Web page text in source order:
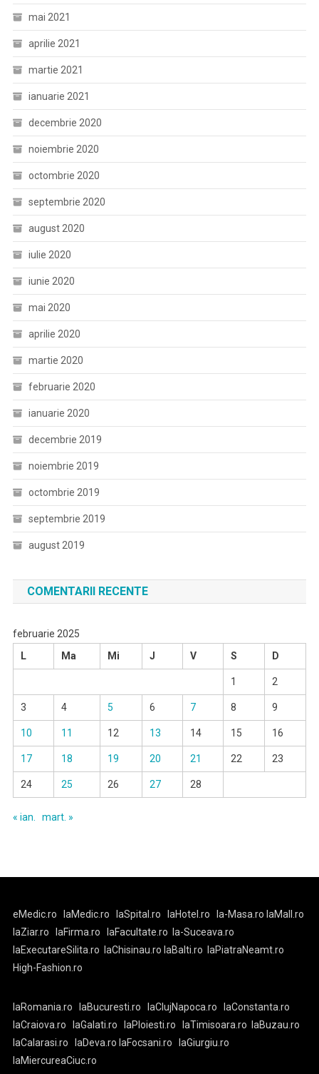
mai 2021
aprilie 2021
martie 2021
ianuarie 2021
decembrie 2020
noiembrie 2020
octombrie 2020
septembrie 2020
august 2020
iulie 2020
iunie 2020
mai 2020
aprilie 2020
martie 2020
februarie 2020
ianuarie 2020
decembrie 2019
noiembrie 2019
octombrie 2019
septembrie 2019
august 2019
COMENTARII RECENTE
februarie 2025
L
Ma Mi J V S D
1 2
3 4 5 6 7 8 9
10 11 12 13 14 15 16
17 18 19 20 21 22 23
24 25 26 27 28
« ian. mart. »
eMedic.ro laMedic.ro laSpital.ro laHotel.ro la-Masa.ro laMall.ro
laZiar.ro
laFirma.ro laFacultate.ro
la-Suceava.ro
laExecutareSilita.ro
laChisinau.ro laBalti.ro
laPiatraNeamt.ro
High-Fashion.ro
laRomania.ro laBucuresti.ro laClujNapoca.ro
laConstanta.ro
laCraiova.ro
laGalati.ro laPloiesti.ro laTimisoara.ro
laBuzau.ro
laCalarasi.ro
laDeva.ro laFocsani.ro
laGiurgiu.ro
laMiercureaCiuc.ro